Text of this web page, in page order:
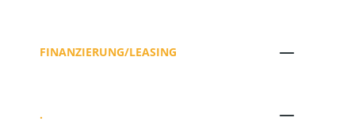
FINANZIERUNG/LEASING
.